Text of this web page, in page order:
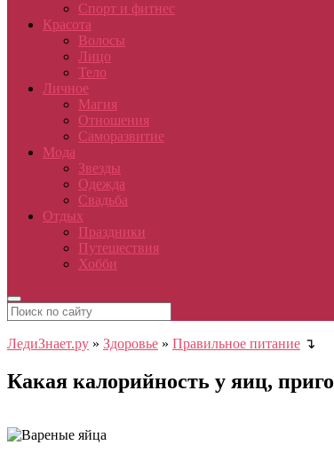
Спорт и фитнес
Красота
Волосы
Лицо
Тело
Личное
Магия
Отношения
Саморазвитие
Мода
Звезды
Одежда
Свадьба
Отдых
Праздники
Путешествия
Хобби
ЛедиЗнает.ру » Здоровье » Правильное питание ↴
Какая калорийность у яиц,